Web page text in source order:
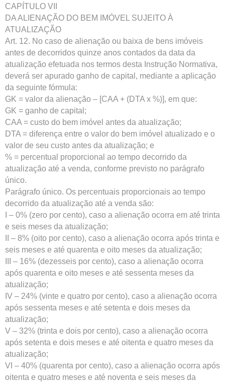
CAPÍTULO VII
DA ALIENAÇÃO DO BEM IMÓVEL SUJEITO À
ATUALIZAÇÃO
Art. 12. No caso de alienação ou baixa de bens imóveis
antes de decorridos quinze anos contados da data da
atualização efetuada nos termos desta Instrução Normativa,
deverá ser apurado ganho de capital, mediante a aplicação
da seguinte fórmula:
GK = valor da alienação – [CAA + (DTA x %)], em que:
GK = ganho de capital;
CAA = custo do bem imóvel antes da atualização;
DTA = diferença entre o valor do bem imóvel atualizado e o
valor de seu custo antes da atualização; e
% = percentual proporcional ao tempo decorrido da
atualização até a venda, conforme previsto no parágrafo
único.
Parágrafo único. Os percentuais proporcionais ao tempo
decorrido da atualização até a venda são:
I – 0% (zero por cento), caso a alienação ocorra em até trinta
e seis meses da atualização;
II – 8% (oito por cento), caso a alienação ocorra após trinta e
seis meses e até quarenta e oito meses da atualização;
III – 16% (dezesseis por cento), caso a alienação ocorra
após quarenta e oito meses e até sessenta meses da
atualização;
IV – 24% (vinte e quatro por cento), caso a alienação ocorra
após sessenta meses e até setenta e dois meses da
atualização;
V – 32% (trinta e dois por cento), caso a alienação ocorra
após setenta e dois meses e até oitenta e quatro meses da
atualização;
VI – 40% (quarenta por cento), caso a alienação ocorra após
oitenta e quatro meses e até noventa e seis meses da